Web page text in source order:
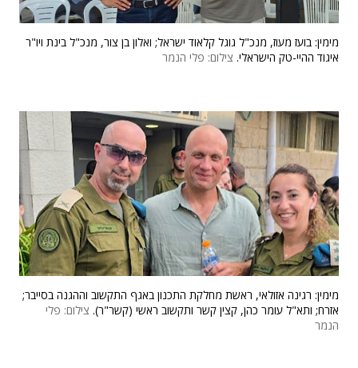
מימין: בועז מעוז, מנכ"ל גוגל קלאוד ישראל; ואלון בן צור, מנכ"ל בינת ויו"ר
איגוד ההיי-טק הישראלי. צילום: פלי הנמר
מימין: רגינה אזולאי, ראשת מחלקת התכנון באגף התקשוב וההגנה בסייבר;
אזרח; ותא"ל עומר כהן, קצין קשר ותקשוב ראשי (קשר"ר). צילום: פלי
הנמר